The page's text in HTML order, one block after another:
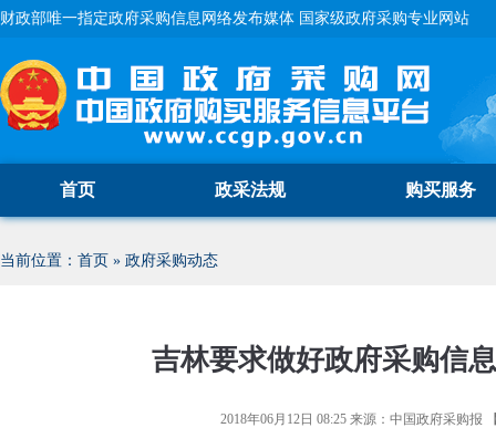
财政部唯一指定政府采购信息网络发布媒体 国家级政府采购专业网站
首页 政采法规 购买服务
当前位置： 首页 » 政府采购动态
吉林要求做好政府采购信
2018年06月12日 08:25来源： 中国政府采购报